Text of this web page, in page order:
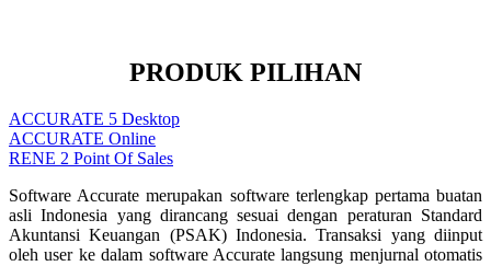
PRODUK PILIHAN
ACCURATE 5 Desktop
ACCURATE Online
RENE 2 Point Of Sales
Software Accurate merupakan software terlengkap pertama buatan
asli Indonesia yang dirancang sesuai dengan peraturan Standard
Akuntansi Keuangan (PSAK) Indonesia. Transaksi yang diinput
oleh user ke dalam software Accurate langsung menjurnal otomatis